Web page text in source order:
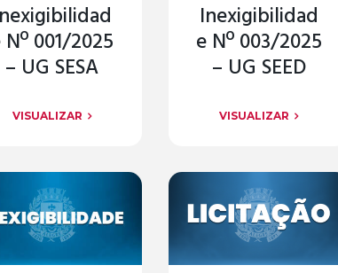
001/2025
– UG SESA
VISUALIZAR
Inexigibilidad
e Nº 003/2025
– UG SEED
VISUALIZAR